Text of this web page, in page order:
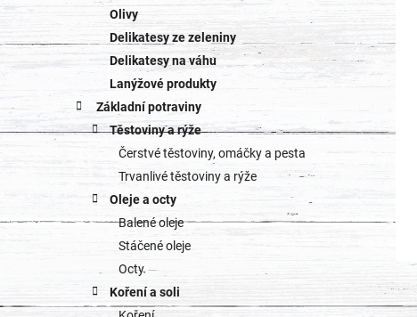
Olivy
Delikatesy ze zeleniny
Delikatesy na váhu
Lanýžové produkty
Základní potraviny
Těstoviny a rýže
Čerstvé těstoviny, omáčky a pesta
Trvanlivé těstoviny a rýže
Oleje a octy
Balené oleje
Stáčené oleje
Octy
Koření a soli